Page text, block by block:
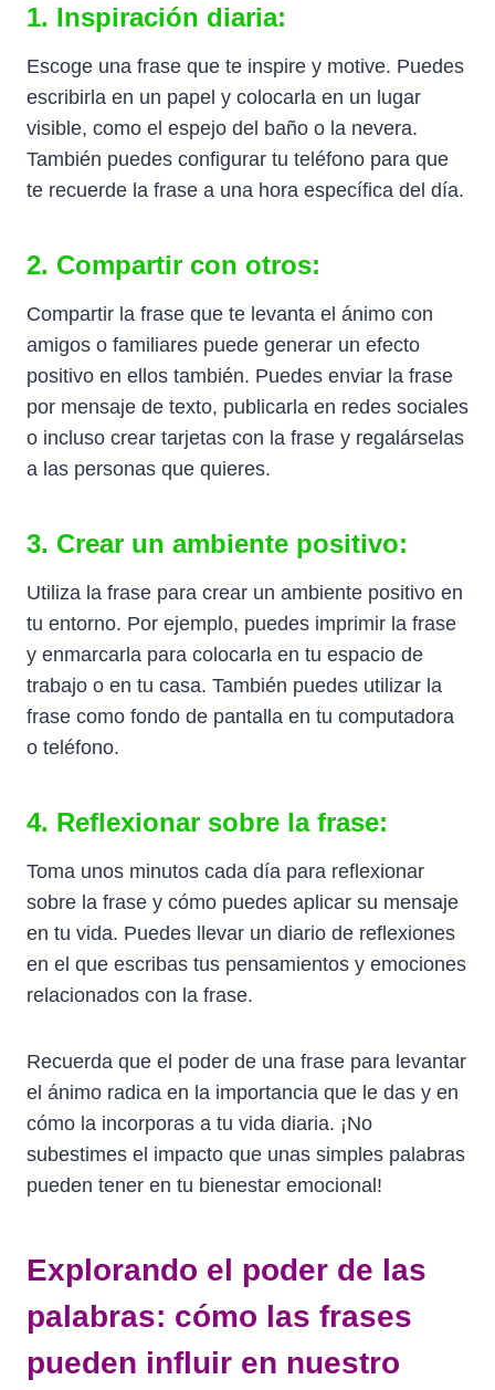
1. Inspiración diaria:
Escoge una frase que te inspire y motive. Puedes
escribirla en un papel y colocarla en un lugar
visible, como el espejo del baño o la nevera.
También puedes configurar tu teléfono para que
te recuerde la frase a una hora específica del día.
2. Compartir con otros:
Compartir la frase que te levanta el ánimo con
amigos o familiares puede generar un efecto
positivo en ellos también. Puedes enviar la frase
por mensaje de texto, publicarla en redes sociales
o incluso crear tarjetas con la frase y regalárselas
a las personas que quieres.
3. Crear un ambiente positivo:
Utiliza la frase para crear un ambiente positivo en
tu entorno. Por ejemplo, puedes imprimir la frase
y enmarcarla para colocarla en tu espacio de
trabajo o en tu casa. También puedes utilizar la
frase como fondo de pantalla en tu computadora
o teléfono.
4. Reflexionar sobre la frase:
Toma unos minutos cada día para reflexionar
sobre la frase y cómo puedes aplicar su mensaje
en tu vida. Puedes llevar un diario de reflexiones
en el que escribas tus pensamientos y emociones
relacionados con la frase.
Recuerda que el poder de una frase para levantar
el ánimo radica en la importancia que le das y en
cómo la incorporas a tu vida diaria. ¡No
subestimes el impacto que unas simples palabras
pueden tener en tu bienestar emocional!
Explorando el poder de las
palabras: cómo las frases
pueden influir en nuestro